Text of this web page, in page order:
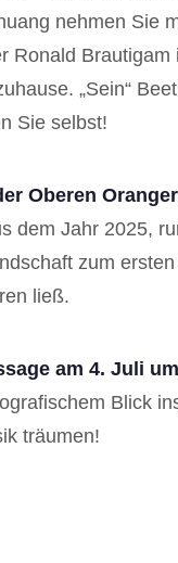
nehmen Sie
Ronald
„Sein“
Sie selbst!
Oberen
dem Jahr 2025,
zum
ließ.
am 4. Juli
Blick
träumen!